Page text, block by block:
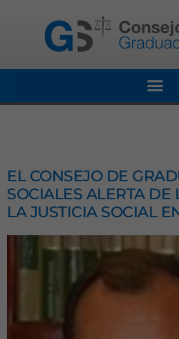
EL CONSEJO DE
SOCIALES ALERTA DE
LA JUSTICIA SOCIAL